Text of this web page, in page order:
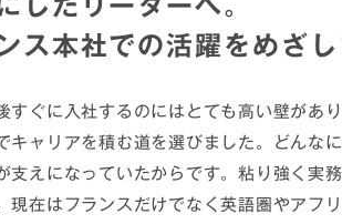
したリーダーへ。
ス本社での活躍をめざ
ぐに入社するのにはとても高い壁があ
ャリアを積む道を選びました。どんな
えになっていたからです。粘り強く実
在はフランスだけでなく英語圏やアフ